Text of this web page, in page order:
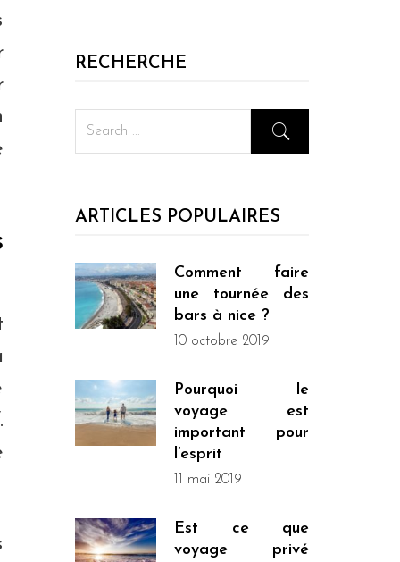
RECHERCHE
ARTICLES POPULAIRES
Comment faire
une tournée des
bars à nice ?
10 octobre 2019
Pourquoi le
voyage est
important pour
l’esprit
11 mai 2019
Est ce que
voyage privé